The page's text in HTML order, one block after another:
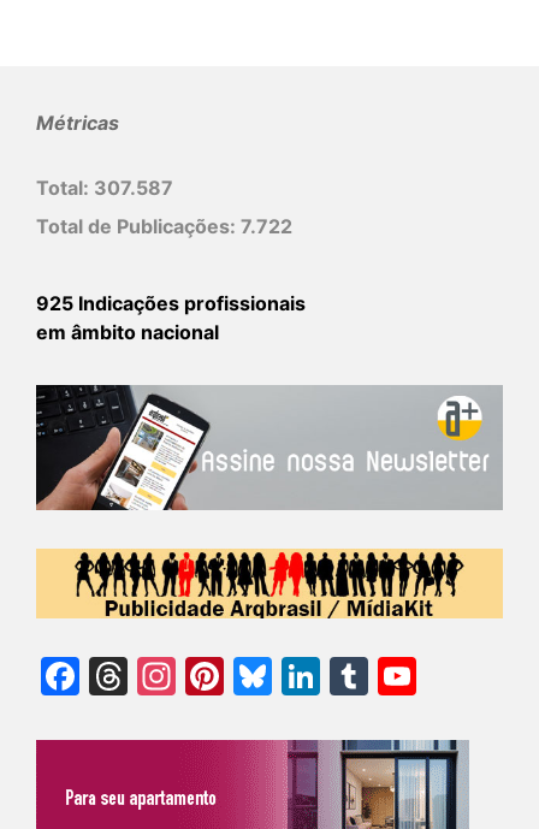
Métricas
Total: 307.587
Total de Publicações: 7.722
925 Indicações profissionais
em âmbito nacional
Facebook
Threads
Instagram
Pinterest
Bluesky
LinkedIn
Tumblr